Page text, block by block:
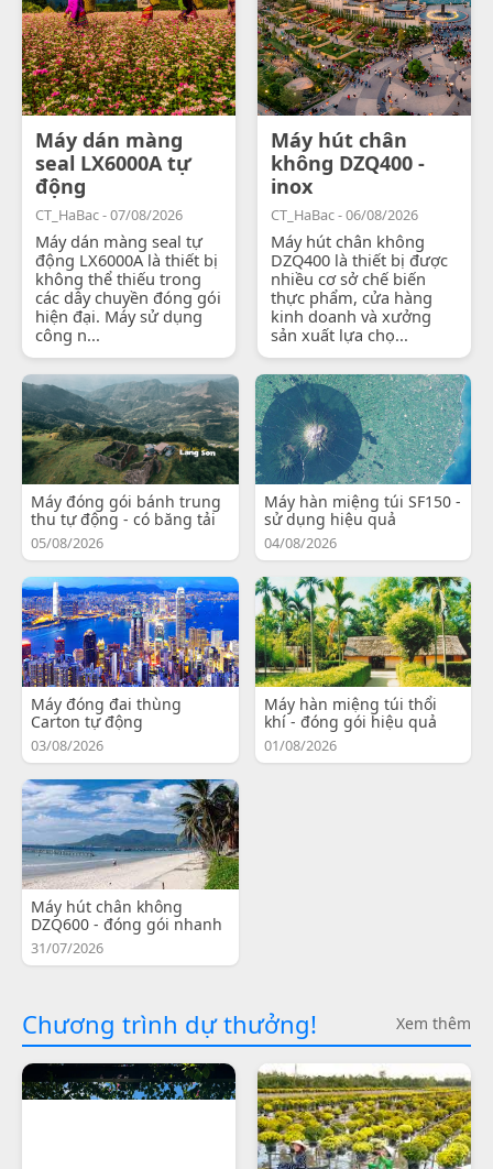
Máy dán màng
seal LX6000A tự
động
CT_HaBac - 07/08/2026
Máy dán màng seal tự
động LX6000A là thiết bị
không thể thiếu trong
các dây chuyền đóng gói
hiện đại. Máy sử dụng
công n...
Máy hút chân
không DZQ400 -
inox
CT_HaBac - 06/08/2026
Máy hút chân không
DZQ400 là thiết bị được
nhiều cơ sở chế biến
thực phẩm, cửa hàng
kinh doanh và xưởng
sản xuất lựa chọ...
Máy đóng gói bánh trung
thu tự động - có băng tải
05/08/2026
Máy hàn miệng túi SF150 -
sử dụng hiệu quả
04/08/2026
Máy đóng đai thùng
Carton tự động
03/08/2026
Máy hàn miệng túi thổi
khí - đóng gói hiệu quả
01/08/2026
Máy hút chân không
DZQ600 - đóng gói nhanh
31/07/2026
Chương trình dự thưởng! Xem thêm